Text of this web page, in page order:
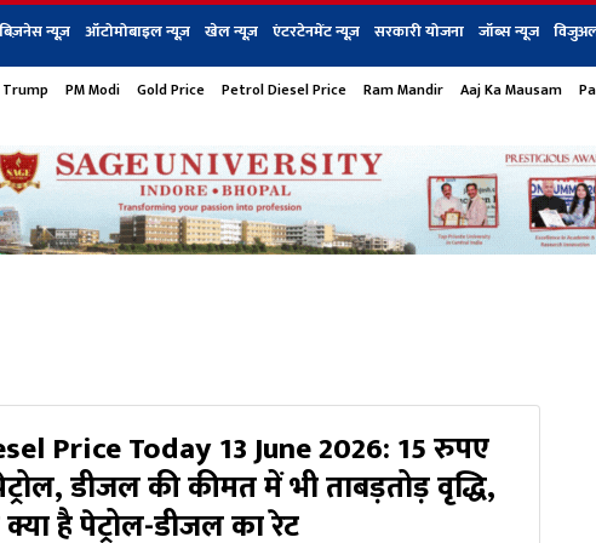
बिज़नेस न्यूज़ ऑटोमोबाइल न्यूज़ खेल न्यूज़ एंटरटेनमेंट न्यूज़ सरकारी योजना जॉब्स न्यूज
बिज़नेस टेक न्यूज धर्म ऑटोमोबाइल एंटरटेनमेंट
PM Modi Gold Price Petrol Diesel Price Ram Mandir Aaj Ka Mausam
Price Today 13 June 2026: 15 रुपए
डीजल की कीमत में भी ताबड़तोड़ वृद्धि,
है पेट्रोल-डीजल का रेट